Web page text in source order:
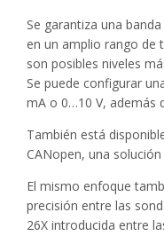
Se garantiza una
en un amplio rango de
son posibles niveles
Se puede configurar
mA o 0…10 V, además
También está
CANopen, una
El mismo enfoque
precisión entre las
26X introducida entre